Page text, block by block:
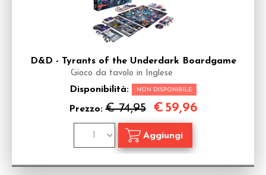
D&D - Tyrants of the Underdark Boardgame
Gioco da tavolo in Inglese
Disponibilità: NON DISPONIBILE
Prezzo:€ 74,95 € 59,96